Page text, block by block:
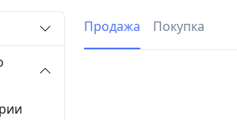
Продажа Покупка